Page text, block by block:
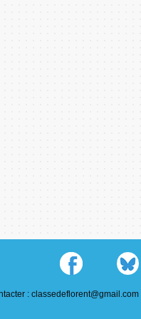
: classedeflorent@gmail.com |